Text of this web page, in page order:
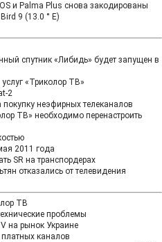
и Palma Plus снова закодированы
9 (13.0 ° E)
спутник «Либидь» будет запущен в
«Триколор ТВ»
2
неэфирных телеканалов
ТВ» необходимо перенастроить
2011 года
SR на транспордерах
отказались от телевидения
ТВ
проблемы
на рынок Украине
платных каналов